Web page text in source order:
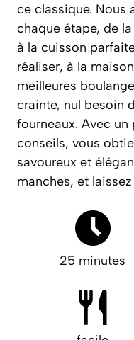
ce classique. Nous
chaque étape, de
à la cuisson
réaliser, à la
meilleures
crainte, nul besoin
fourneaux. Avec un
conseils, vous
savoureux et
manches, et
25 minutes